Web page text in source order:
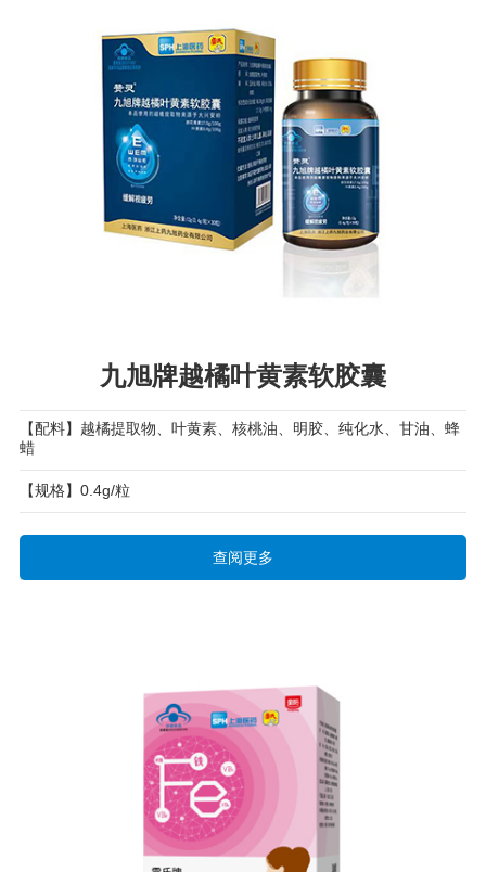
九旭牌越橘叶黄素软胶囊
【配料】越橘提取物、叶黄素、核桃油、明胶、纯化水、甘油、蜂
蜡
【规格】0.4g/粒
查阅更多